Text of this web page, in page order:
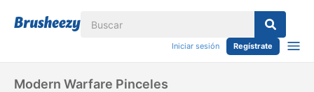
Iniciar sesión Regístrate
Modern Warfare Pinceles